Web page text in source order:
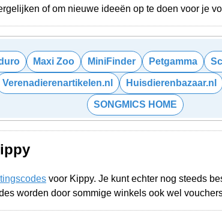
of om nieuwe ideeën op te doen voor je
Maxi Zoo MiniFinder Petgamma
Verenadierenartikelen.nl Huisdierenbazaar.nl
SONGMICS HOME
voor Kippy. Je kunt echter nog steeds
worden door sommige winkels ook wel